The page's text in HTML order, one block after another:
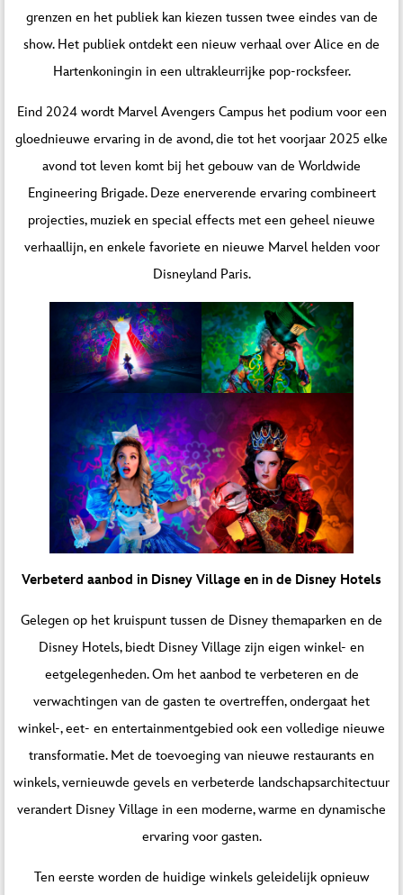
grenzen en het publiek kan kiezen tussen twee eindes van de
show. Het publiek ontdekt een nieuw verhaal over Alice en de
Hartenkoningin in een ultrakleurrijke pop-rocksfeer.
Eind 2024 wordt Marvel Avengers Campus het podium voor een
gloednieuwe ervaring in de avond, die tot het voorjaar 2025 elke
avond tot leven komt bij het gebouw van de Worldwide
Engineering Brigade. Deze enerverende ervaring combineert
projecties, muziek en special effects met een geheel nieuwe
verhaallijn, en enkele favoriete en nieuwe Marvel helden voor
Disneyland Paris.
Verbeterd aanbod in Disney Village en in de Disney Hotels
Gelegen op het kruispunt tussen de Disney themaparken en de
Disney Hotels, biedt Disney Village zijn eigen winkel- en
eetgelegenheden. Om het aanbod te verbeteren en de
verwachtingen van de gasten te overtreffen, ondergaat het
winkel-, eet- en entertainmentgebied ook een volledige nieuwe
transformatie. Met de toevoeging van nieuwe restaurants en
winkels, vernieuwde gevels en verbeterde landschapsarchitectuur
verandert Disney Village in een moderne, warme en dynamische
ervaring voor gasten.
Ten eerste worden de huidige winkels geleidelijk opnieuw